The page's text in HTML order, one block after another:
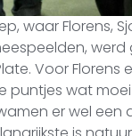
waar Florens,
werd
Voor Florens
puntjes wat
er wel een